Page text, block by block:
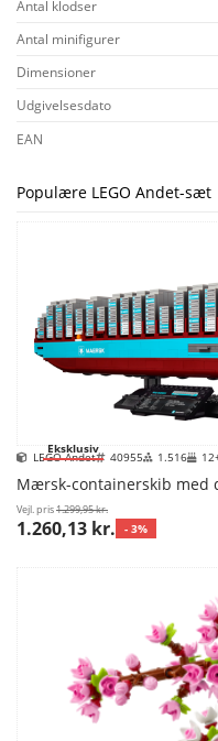
Antal klodser
Antal minifigurer
Dimensioner
Udgivelsesdato
EAN
Populære LEGO Andet-sæt
Eksklusiv
LEGO Andet 40955 1.516
Mærsk-containerskib med
Vejl. pris1.299,95 kr.
1.260,13 kr. - 3%